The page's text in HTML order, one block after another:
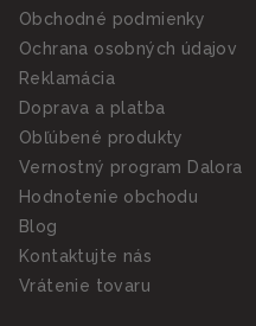
Obchodné podmienky
Ochrana osobných údajov
Reklamácia
Doprava a platba
Obľúbené produkty
Vernostný program Dalora
Hodnotenie obchodu
Blog
Kontaktujte nás
Vrátenie tovaru